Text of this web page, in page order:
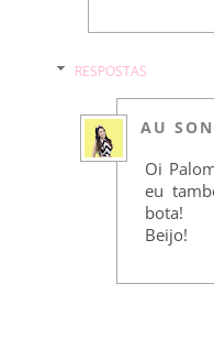
RESPOSTAS
AU
Oi
eu
bota!
Beijo!